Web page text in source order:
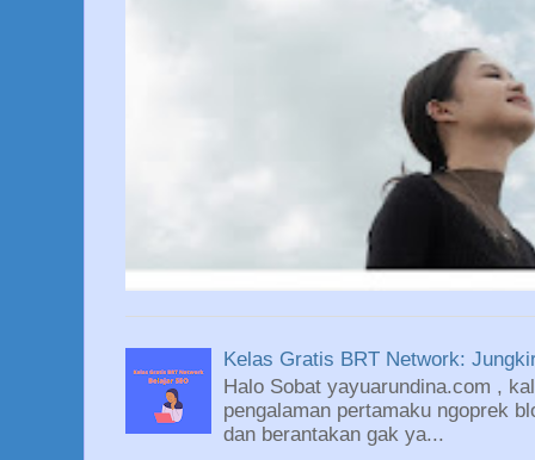
Kelas Gratis BRT Network:
Halo Sobat yayuarundina.com ,
pengalaman pertamaku ngoprek
dan berantakan gak ya...